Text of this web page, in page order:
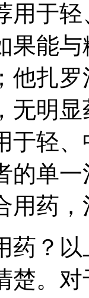
用于
果能
他扎
无明
于轻
的单
用药
药？
楚。